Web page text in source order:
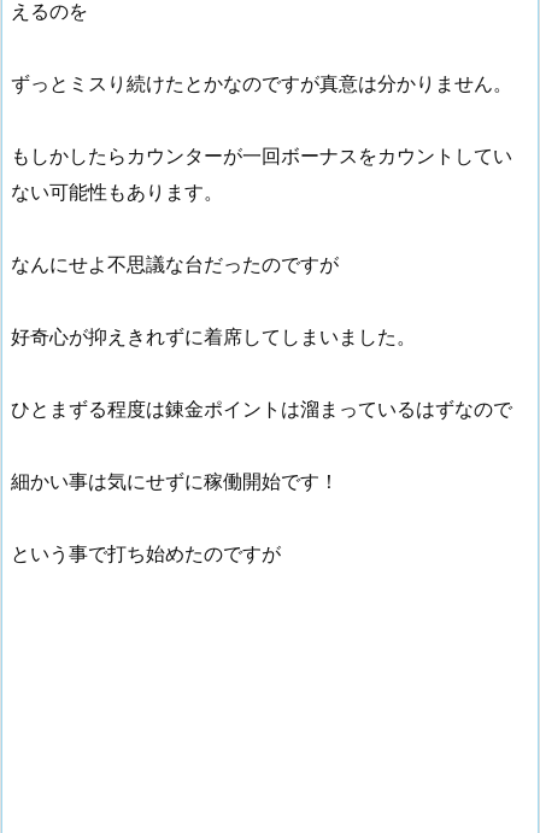
えるのを
ずっとミスり続けたとかなのですが真意は分かりません。
もしかしたらカウンターが一回ボーナスをカウントしてい
ない可能性もあります。
なんにせよ不思議な台だったのですが
好奇心が抑えきれずに着席してしまいました。
ひとまずる程度は錬金ポイントは溜まっているはずなので
細かい事は気にせずに稼働開始です！
という事で打ち始めたのですが